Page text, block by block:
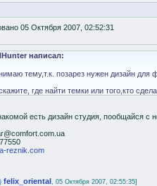
05 Октября 2007, 02:52:31
написал:
тему,т.к. позарез нужен дизайн для
где найти темки или того,кто
есть дизайн студия, пообщайся с
reznik.com
felix_oriental, 05 Октября 2007, 02:55:35]